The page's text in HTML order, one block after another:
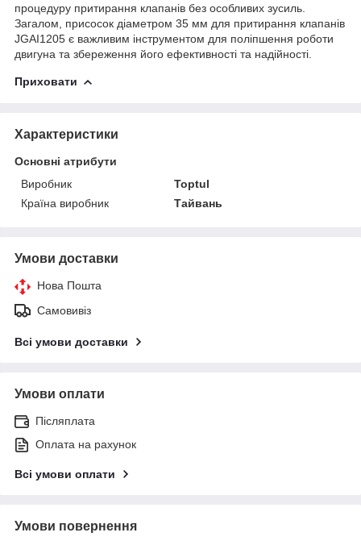
процедуру притирання клапанів без особливих зусиль.
Загалом, присосок діаметром 35 мм для притирання клапанів
JGAI1205 є важливим інструментом для поліпшення роботи
двигуна та збереження його ефективності та надійності.
Приховати
Характеристики
Основні атрибути
Виробник
Toptul
Країна виробник
Тайвань
Умови доставки
Нова Пошта
Самовивіз
Всі умови доставки
Умови оплати
Післяплата
Оплата на рахунок
Всі умови оплати
Умови повернення